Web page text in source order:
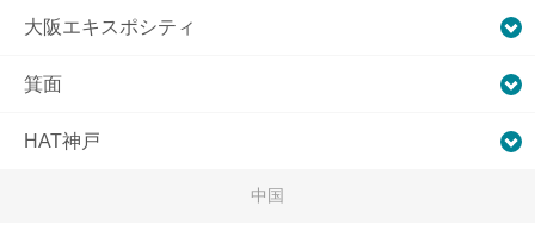
大阪エキスポシティ
箕面
HAT神戸
中国